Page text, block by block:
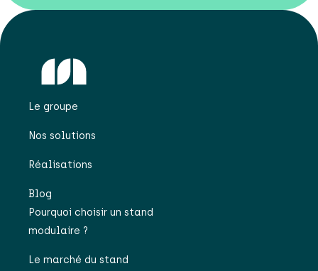
Le groupe
Nos solutions
Réalisations
Blog
Pourquoi choisir un stand
modulaire ?
Le marché du stand